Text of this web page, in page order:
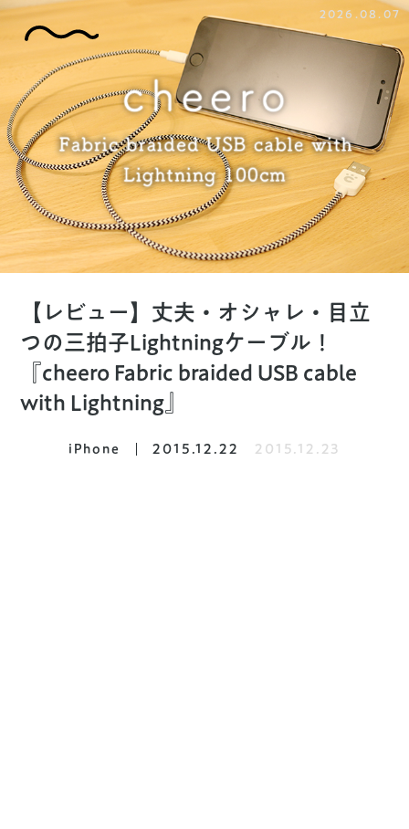
2026.08.07
【レビュー】丈夫・オシャレ・目立
つの三拍子Lightningケーブル！
『cheero Fabric braided USB cable
with Lightning』
iPhone 2015.12.22 2015.12.23